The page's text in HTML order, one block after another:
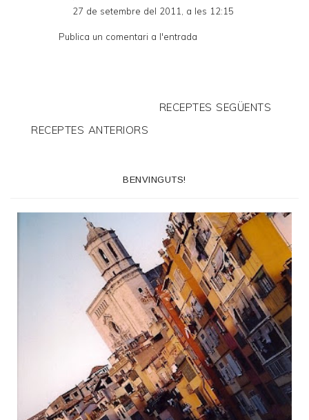
27 de setembre del 2011, a les 12:15
Publica un comentari a l'entrada
RECEPTES SEGÜENTS
RECEPTES ANTERIORS
BENVINGUTS!